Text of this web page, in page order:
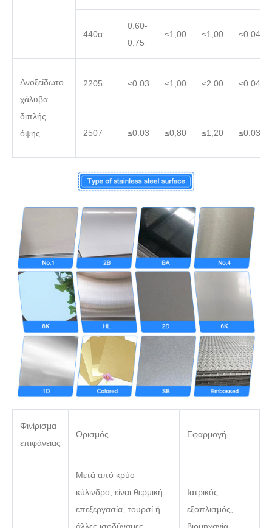
440α
0.60-
0.75
≤1,00 ≤1,00 ≤0.040
Ανοξείδωτο
χάλυβα
διπλής
όψης
2205 ≤0.03 ≤1,00 ≤2.00 ≤0.040
2507 ≤0.03 ≤0,80 ≤1,20 ≤0.035
Φινίρισμα
επιφάνειας
Ορισμός Εφαρμογή
Μετά από κρύο
κύλινδρο, είναι θερμική
επεξεργασία, τουρσί ή
Ιατρικός
εξοπλισμός,